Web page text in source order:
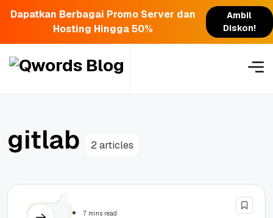
Dapatkan Berbagai Promo Server dan
Hosting Hingga 50%
Ambil
Diskon!
gitlab 2 articles
Teknologi 7 mins read